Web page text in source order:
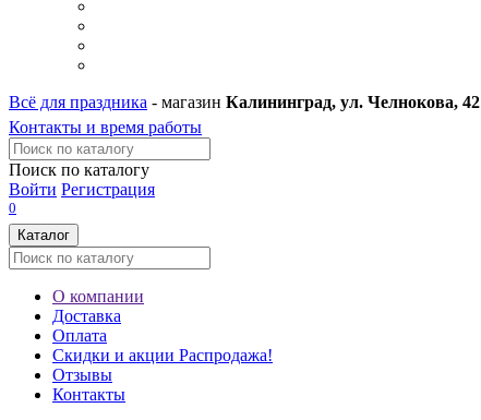
Всё для праздника - магазин Калининград, ул. Челнокова, 42
Контакты и время работы
Поиск по каталогу
Войти Регистрация
0
Каталог
О компании
Доставка
Оплата
Скидки и акции Распродажа!
Отзывы
Контакты